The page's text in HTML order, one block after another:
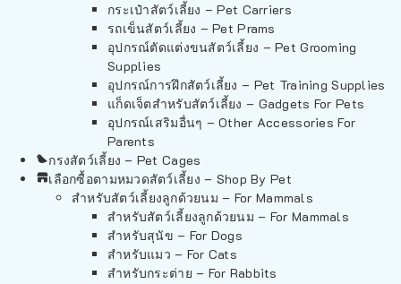
กระเป๋าสัตว์เลี้ยง – Pet Carriers
รถเข็นสัตว์เลี้ยง – Pet Prams
อุปกรณ์ตัดแต่งขนสัตว์เลี้ยง – Pet Grooming
Supplies
อุปกรณ์การฝึกสัตว์เลี้ยง – Pet Training Supplies
แก็ดเจ็ตสำหรับสัตว์เลี้ยง – Gadgets For Pets
อุปกรณ์เสริมอื่นๆ – Other Accessories For
Parents
กรงสัตว์เลี้ยง – Pet Cages
เลือกซื้อตามหมวดสัตว์เลี้ยง – Shop By Pet
สำหรับสัตว์เลี้ยงลูกด้วยนม – For Mammals
สำหรับสัตว์เลี้ยงลูกด้วยนม – For Mammals
สำหรับสุนัข – For Dogs
สำหรับแมว – For Cats
สำหรับกระต่าย – For Rabbits